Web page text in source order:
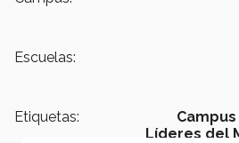
Escuelas:
Etiquetas:
Líderes del